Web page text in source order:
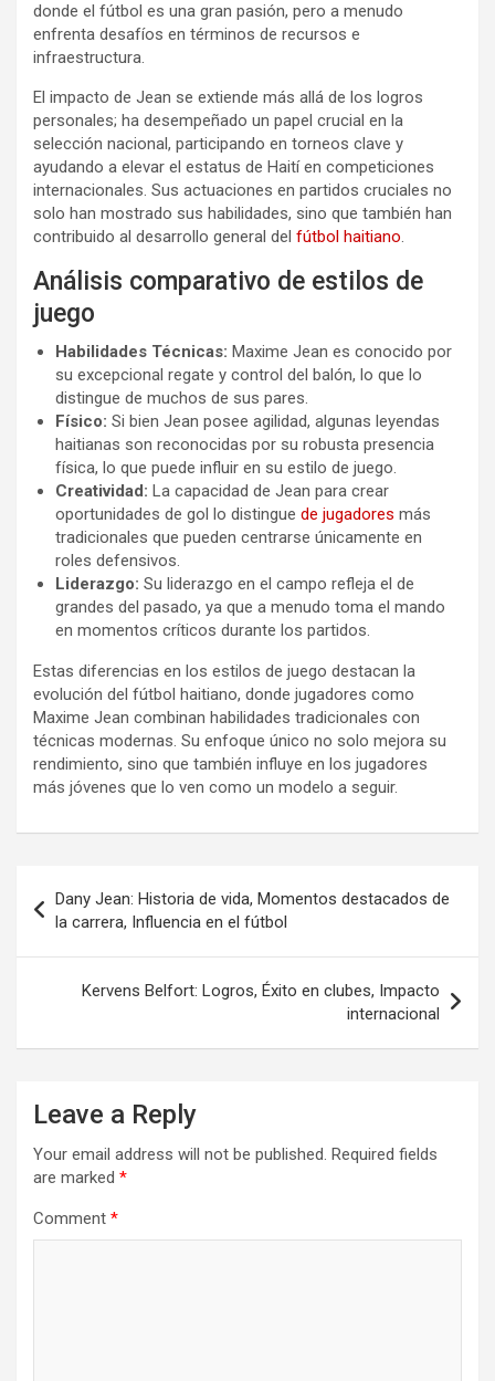
donde el fútbol es una gran pasión, pero a menudo
enfrenta desafíos en términos de recursos e
infraestructura.
El impacto de Jean se extiende más allá de los logros
personales; ha desempeñado un papel crucial en la
selección nacional, participando en torneos clave y
ayudando a elevar el estatus de Haití en competiciones
internacionales. Sus actuaciones en partidos cruciales no
solo han mostrado sus habilidades, sino que también han
contribuido al desarrollo general del fútbol haitiano.
Análisis comparativo de estilos de
juego
Habilidades Técnicas: Maxime Jean es conocido por
su excepcional regate y control del balón, lo que lo
distingue de muchos de sus pares.
Físico: Si bien Jean posee agilidad, algunas leyendas
haitianas son reconocidas por su robusta presencia
física, lo que puede influir en su estilo de juego.
Creatividad: La capacidad de Jean para crear
oportunidades de gol lo distingue de jugadores más
tradicionales que pueden centrarse únicamente en
roles defensivos.
Liderazgo: Su liderazgo en el campo refleja el de
grandes del pasado, ya que a menudo toma el mando
en momentos críticos durante los partidos.
Estas diferencias en los estilos de juego destacan la
evolución del fútbol haitiano, donde jugadores como
Maxime Jean combinan habilidades tradicionales con
técnicas modernas. Su enfoque único no solo mejora su
rendimiento, sino que también influye en los jugadores
más jóvenes que lo ven como un modelo a seguir.
navigation
Dany Jean: Historia de vida, Momentos destacados de
la carrera, Influencia en el fútbol
Kervens Belfort: Logros, Éxito en clubes, Impacto
internacional
Leave a Reply
Your email address will not be published. Required fields
are marked *
Comment *